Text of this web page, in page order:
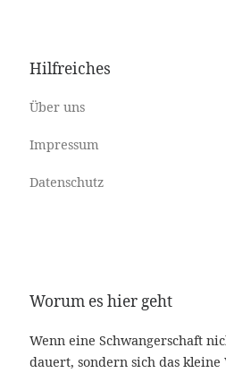
Hilfreiches
Über uns
Impressum
Datenschutz
Worum es hier geht
Wenn eine Schwangerschaft
dauert, sondern sich das